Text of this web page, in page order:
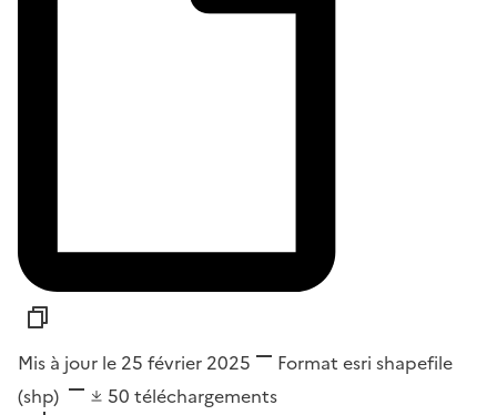
Mis à jour le 25 février 2025 Format esri shapefile
(shp)
50 téléchargements